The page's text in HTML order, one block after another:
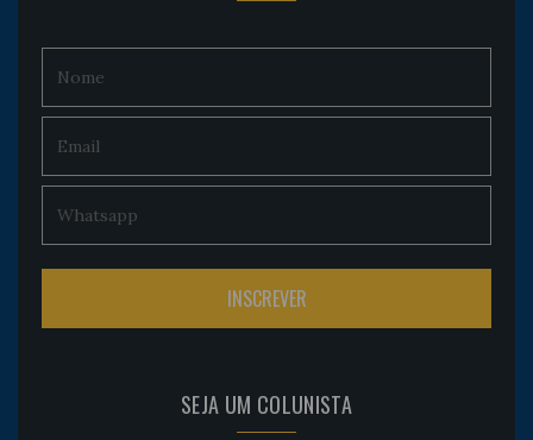
SEJA UM COLUNISTA